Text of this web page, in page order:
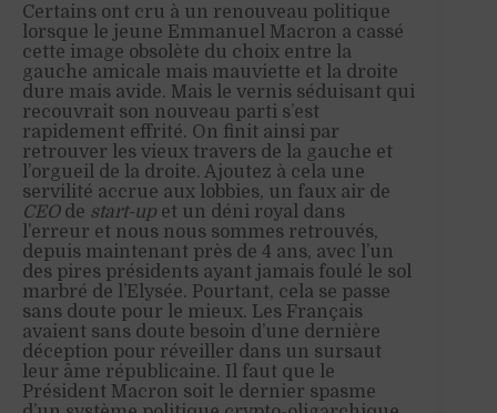
Certains ont cru à un renouveau politique
lorsque le jeune Emmanuel Macron a cassé
cette image obsolète du choix entre la
gauche amicale mais mauviette et la droite
dure mais avide. Mais le vernis séduisant qui
recouvrait son nouveau parti s’est
rapidement effrité. On finit ainsi par
retrouver les vieux travers de la gauche et
l’orgueil de la droite. Ajoutez à cela une
servilité accrue aux lobbies, un faux air de
CEOde start-up et un déni royal dans
l’erreur et nous nous sommes retrouvés,
depuis maintenant près de 4 ans, avec l’un
des pires présidents ayant jamais foulé le sol
marbré de l’Elysée. Pourtant, cela se passe
sans doute pour le mieux. Les Français
avaient sans doute besoin d’une dernière
déception pour réveiller dans un sursaut
leur âme républicaine. Il faut que le
Président Macron soit le dernier spasme